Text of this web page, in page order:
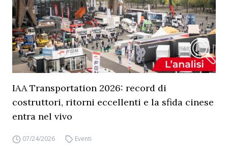
IAA Transportation 2026: record di
costruttori, ritorni eccellenti e la sfida cinese
entra nel vivo
07/24/2026 Eventi